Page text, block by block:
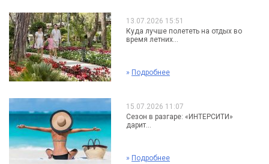
13.07.2026 15:51
Куда лучше полететь на отдых во
время летних...
» Подробнее
15.07.2026 11:07
Сезон в разгаре: «ИНТЕРСИТИ»
дарит...
» Подробнее